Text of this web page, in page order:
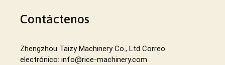
Contáctenos
Zhengzhou Taizy Machinery Co., Ltd Correo
electrónico: info@rice-machinery.com